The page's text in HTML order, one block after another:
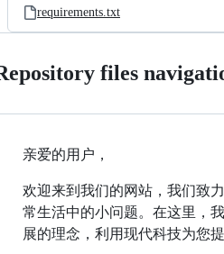
requirements.txt
files
亲爱的用户，
欢迎来到我们的网站，我们致
常生活中的小问题。在这里，
展的理念，利用现代科技为您